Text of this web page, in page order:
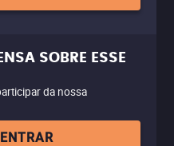
SOBRE ESSE
da nossa